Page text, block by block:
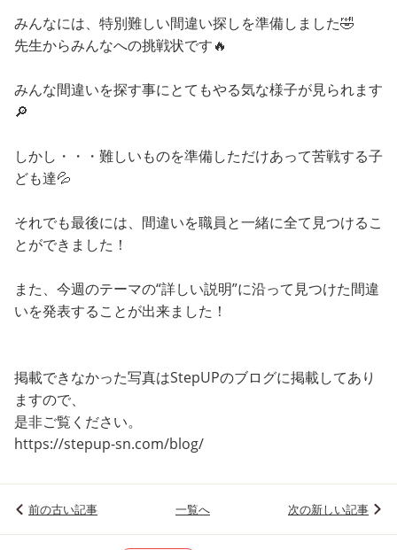
みんなには、特別難しい間違い探しを準備しました🤣
先生からみんなへの挑戦状です🔥
みんな間違いを探す事にとてもやる気な様子が見られます
🔎
しかし・・・難しいものを準備しただけあって苦戦する子
ども達💦
それでも最後には、間違いを職員と一緒に全て見つけるこ
とができました！
また、今週のテーマの“詳しい説明”に沿って見つけた間違
いを発表することが出来ました！
掲載できなかった写真はStepUPのブログに掲載してあり
ますので、
是非ご覧ください。
https://stepup-sn.com/blog/
前の古い記事 一覧へ 次の新しい記事